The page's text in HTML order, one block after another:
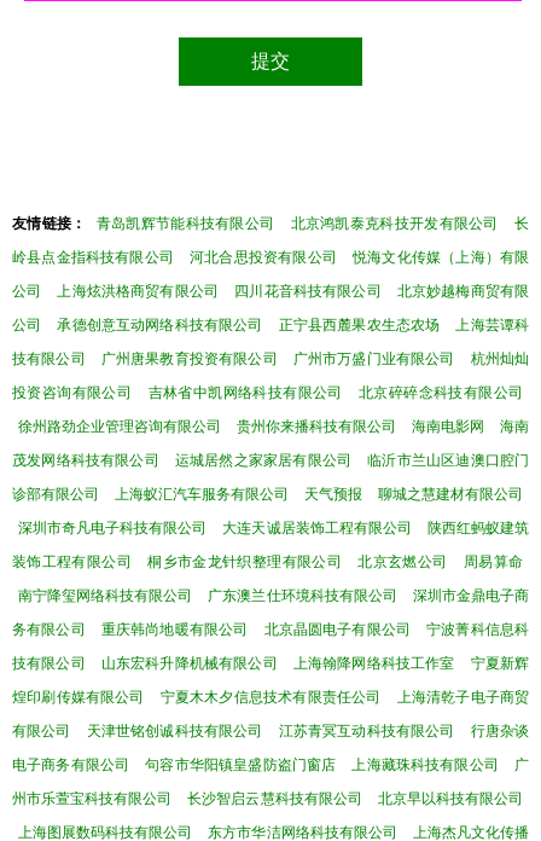
友情链接： 青岛凯辉节能科技有限公司 北京鸿凯泰克科技开发有限公司
长
岭县点金指科技有限公司
河北合思投资有限公司
悦海文化传媒（上海）有限
公司
上海炫洪格商贸有限公司 四川花音科技有限公司
北京妙越梅商贸有限
公司
承德创意互动网络科技有限公司 正宁县西麓果农生态农场
上海芸谭科
技有限公司
广州唐果教育投资有限公司 广州市万盛门业有限公司
杭州灿灿
投资咨询有限公司
吉林省中凯网络科技有限公司
北京碎碎念科技有限公司
徐州路劲企业管理咨询有限公司
贵州你来播科技有限公司 海南电影网
海南
茂发网络科技有限公司
运城居然之家家居有限公司
临沂市兰山区迪澳口腔门
诊部有限公司
上海蚁汇汽车服务有限公司 天气预报
聊城之慧建材有限公司
深圳市奇凡电子科技有限公司
大连天诚居装饰工程有限公司
陕西红蚂蚁建筑
装饰工程有限公司
桐乡市金龙针织整理有限公司 北京玄燃公司
周易算命
南宁降玺网络科技有限公司
广东澳兰仕环境科技有限公司
深圳市金鼎电子商
务有限公司
重庆韩尚地暖有限公司 北京晶圆电子有限公司
宁波菁科信息科
技有限公司
山东宏科升降机械有限公司 上海翰降网络科技工作室
宁夏新辉
煌印刷传媒有限公司
宁夏木木夕信息技术有限责任公司
上海清乾子电子商贸
有限公司
天津世铭创诚科技有限公司 江苏青冥互动科技有限公司
行唐杂谈
电子商务有限公司
句容市华阳镇皇盛防盗门窗店 上海藏珠科技有限公司
广
州市乐萱宝科技有限公司
长沙智启云慧科技有限公司
北京早以科技有限公司
上海图展数码科技有限公司
东方市华洁网络科技有限公司 上海杰凡文化传播